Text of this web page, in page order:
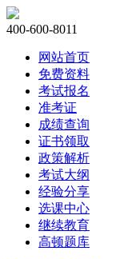
400-600-8011
网站首页
免费资料
考试报名
准考证
成绩查询
证书领取
政策解析
考试大纲
经验分享
选课中心
继续教育
高顿题库